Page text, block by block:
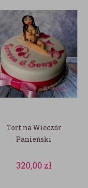
Tort na Wieczór
Panieński
320,00 zł